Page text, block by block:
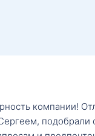
компании!
подобрали